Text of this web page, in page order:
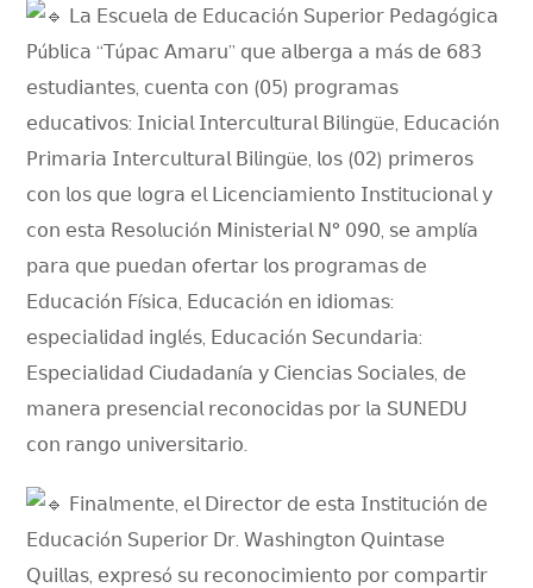
𝖫𝖺 𝖤𝗌𝖼𝗎𝖾𝗅𝖺 𝖽𝖾 𝖤𝖽𝗎𝖼𝖺𝖼𝗂ó𝗇 𝖲𝗎𝗉𝖾𝗋𝗂𝗈𝗋 𝖯𝖾𝖽𝖺𝗀ó𝗀𝗂𝖼𝖺
𝖯ú𝖻𝗅𝗂𝖼𝖺 “𝖳ú𝗉𝖺𝖼 𝖠𝗆𝖺𝗋𝗎” 𝗊𝗎𝖾 𝖺𝗅𝖻𝖾𝗋𝗀𝖺 𝖺 𝗆á𝗌 𝖽𝖾 𝟨𝟪𝟥
𝖾𝗌𝗍𝗎𝖽𝗂𝖺𝗇𝗍𝖾𝗌, 𝖼𝗎𝖾𝗇𝗍𝖺 𝖼𝗈𝗇 (𝟢𝟧) 𝗉𝗋𝗈𝗀𝗋𝖺𝗆𝖺𝗌
𝖾𝖽𝗎𝖼𝖺𝗍𝗂𝗏𝗈𝗌: 𝖨𝗇𝗂𝖼𝗂𝖺𝗅 𝖨𝗇𝗍𝖾𝗋𝖼𝗎𝗅𝗍𝗎𝗋𝖺𝗅 𝖡𝗂𝗅𝗂𝗇𝗀ü𝖾, 𝖤𝖽𝗎𝖼𝖺𝖼𝗂ó𝗇
𝖯𝗋𝗂𝗆𝖺𝗋𝗂𝖺 𝖨𝗇𝗍𝖾𝗋𝖼𝗎𝗅𝗍𝗎𝗋𝖺𝗅 𝖡𝗂𝗅𝗂𝗇𝗀ü𝖾, 𝗅𝗈𝗌 (𝟢𝟤) 𝗉𝗋𝗂𝗆𝖾𝗋𝗈𝗌
𝖼𝗈𝗇 𝗅𝗈𝗌 𝗊𝗎𝖾 𝗅𝗈𝗀𝗋𝖺 𝖾𝗅 𝖫𝗂𝖼𝖾𝗇𝖼𝗂𝖺𝗆𝗂𝖾𝗇𝗍𝗈 𝖨𝗇𝗌𝗍𝗂𝗍𝗎𝖼𝗂𝗈𝗇𝖺𝗅 𝗒
𝖼𝗈𝗇 𝖾𝗌𝗍𝖺 𝖱𝖾𝗌𝗈𝗅𝗎𝖼𝗂ó𝗇 𝖬𝗂𝗇𝗂𝗌𝗍𝖾𝗋𝗂𝖺𝗅 𝖭° 𝟢𝟫𝟢, 𝗌𝖾 𝖺𝗆𝗉𝗅í𝖺
𝗉𝖺𝗋𝖺 𝗊𝗎𝖾 𝗉𝗎𝖾𝖽𝖺𝗇 𝗈𝖿𝖾𝗋𝗍𝖺𝗋 𝗅𝗈𝗌 𝗉𝗋𝗈𝗀𝗋𝖺𝗆𝖺𝗌 𝖽𝖾
𝖤𝖽𝗎𝖼𝖺𝖼𝗂ó𝗇 𝖥í𝗌𝗂𝖼𝖺, 𝖤𝖽𝗎𝖼𝖺𝖼𝗂ó𝗇 𝖾𝗇 𝗂𝖽𝗂𝗈𝗆𝖺𝗌:
𝖾𝗌𝗉𝖾𝖼𝗂𝖺𝗅𝗂𝖽𝖺𝖽 𝗂𝗇𝗀𝗅é𝗌, 𝖤𝖽𝗎𝖼𝖺𝖼𝗂ó𝗇 𝖲𝖾𝖼𝗎𝗇𝖽𝖺𝗋𝗂𝖺:
𝖤𝗌𝗉𝖾𝖼𝗂𝖺𝗅𝗂𝖽𝖺𝖽 𝖢𝗂𝗎𝖽𝖺𝖽𝖺𝗇í𝖺 𝗒 𝖢𝗂𝖾𝗇𝖼𝗂𝖺𝗌 𝖲𝗈𝖼𝗂𝖺𝗅𝖾𝗌, 𝖽𝖾
𝗆𝖺𝗇𝖾𝗋𝖺 𝗉𝗋𝖾𝗌𝖾𝗇𝖼𝗂𝖺𝗅 𝗋𝖾𝖼𝗈𝗇𝗈𝖼𝗂𝖽𝖺𝗌 𝗉𝗈𝗋 𝗅𝖺 𝖲𝖴𝖭𝖤𝖣𝖴
𝖼𝗈𝗇 𝗋𝖺𝗇𝗀𝗈 𝗎𝗇𝗂𝗏𝖾𝗋𝗌𝗂𝗍𝖺𝗋𝗂𝗈.
𝖥𝗂𝗇𝖺𝗅𝗆𝖾𝗇𝗍𝖾, 𝖾𝗅 𝖣𝗂𝗋𝖾𝖼𝗍𝗈𝗋 𝖽𝖾 𝖾𝗌𝗍𝖺 𝖨𝗇𝗌𝗍𝗂𝗍𝗎𝖼𝗂ó𝗇 𝖽𝖾
𝖤𝖽𝗎𝖼𝖺𝖼𝗂ó𝗇 𝖲𝗎𝗉𝖾𝗋𝗂𝗈𝗋 𝖣𝗋. 𝖶𝖺𝗌𝗁𝗂𝗇𝗀𝗍𝗈𝗇 𝖰𝗎𝗂𝗇𝗍𝖺𝗌𝖾
𝖰𝗎𝗂𝗅𝗅𝖺𝗌, 𝖾𝗑𝗉𝗋𝖾𝗌ó 𝗌𝗎 𝗋𝖾𝖼𝗈𝗇𝗈𝖼𝗂𝗆𝗂𝖾𝗇𝗍𝗈 𝗉𝗈𝗋 𝖼𝗈𝗆𝗉𝖺𝗋𝗍𝗂𝗋